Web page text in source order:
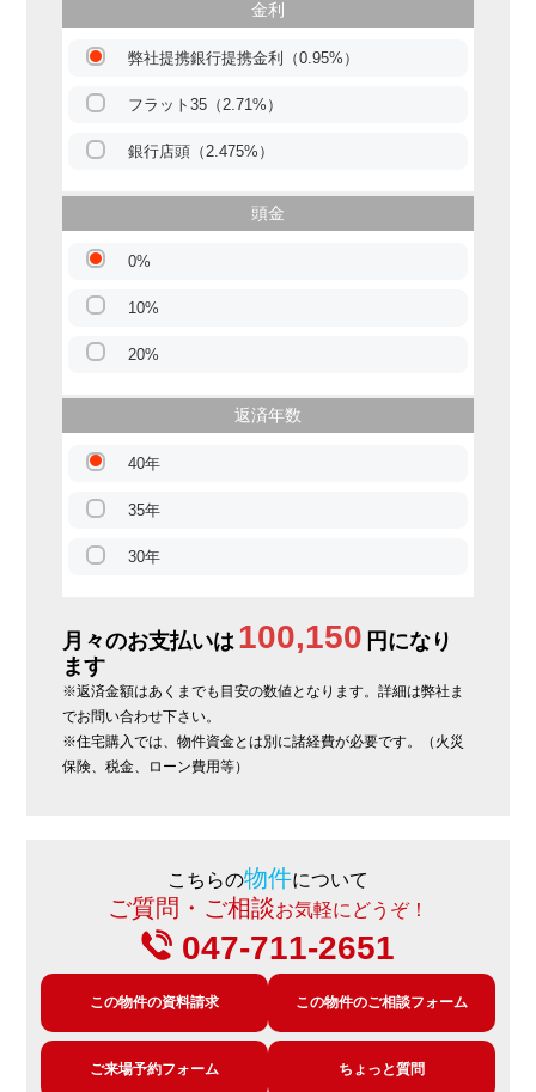
金利
弊社提携銀行提携金利（0.95%）
フラット35（2.71%）
銀行店頭（2.475%）
頭金
0%
10%
20%
返済年数
40年
35年
30年
月々のお支払いは 100,150 円になり
ます
※返済金額はあくまでも目安の数値となります。詳細は弊社ま
でお問い合わせ下さい。
※住宅購入では、物件資金とは別に諸経費が必要です。（火災
保険、税金、ローン費用等）
こちらの物件について
ご質問・ご相談お気軽にどうぞ！
047-711-2651
この物件の資料請求 この物件のご相談フォーム
ご来場予約フォーム ちょっと質問